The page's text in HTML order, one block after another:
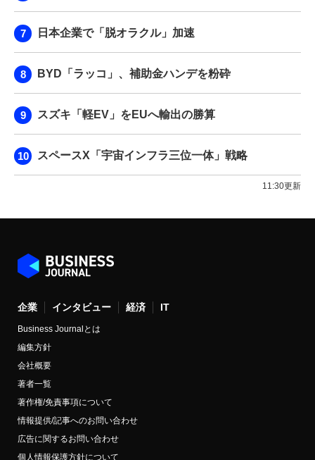
日本企業で「脱オラクル」加速
BYD「ラッコ」、補助金ハンデを粉砕
スズキ「軽EV」をEUへ輸出の勝算
スペースX「宇宙インフラ三位一体」戦略
11:30更新
企業 インタビュー 経済 IT
Business Journalとは
編集方針
会社概要
著者一覧
著作権/免責事項について
情報提供/記事へのお問い合わせ
広告に関するお問い合わせ
個人情報保護方針について